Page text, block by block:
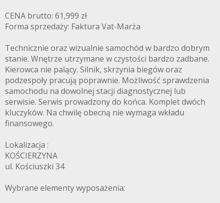
CENA brutto: 61,999 zł
Forma sprzedaży: Faktura Vat-Marża
Technicznie oraz wizualnie samochód w bardzo dobrym
stanie. Wnętrze utrzymane w czystości bardzo zadbane.
Kierowca nie palący. Silnik, skrzynia biegów oraz
podzespoły pracują poprawnie. Możliwość sprawdzenia
samochodu na dowolnej stacji diagnostycznej lub
serwisie. Serwis prowadzony do końca. Komplet dwóch
kluczyków. Na chwilę obecną nie wymaga wkładu
finansowego.
Lokalizacja :
KOŚCIERZYNA
ul. Kościuszki 34
Wybrane elementy wyposażenia: